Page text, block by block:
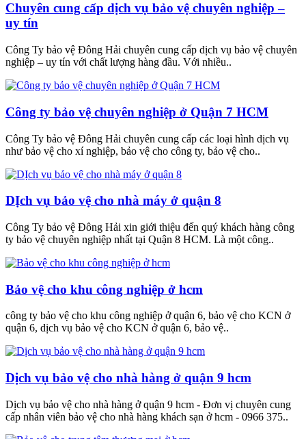
Chuyên cung cấp dịch vụ bảo vệ chuyên nghiệp –
uy tín
Công Ty bảo vệ Đông Hải chuyên cung cấp dịch vụ bảo vệ chuyên
nghiệp – uy tín với chất lượng hàng đầu. Với nhiều..
Công ty bảo vệ chuyên nghiệp ở Quận 7 HCM
Công Ty bảo vệ Đông Hải chuyên cung cấp các loại hình dịch vụ
như bảo vệ cho xí nghiệp, bảo vệ cho công ty, bảo vệ cho..
DỊch vụ bảo vệ cho nhà máy ở quận 8
Công Ty bảo vệ Đông Hải xin giới thiệu đến quý khách hàng công
ty bảo vệ chuyên nghiệp nhất tại Quận 8 HCM. Là một công..
Bảo vệ cho khu công nghiệp ở hcm
công ty bảo vệ cho khu công nghiệp ở quận 6, bảo vệ cho KCN ở
quận 6, dịch vụ bảo vệ cho KCN ở quận 6, bảo vệ..
Dịch vụ bảo vệ cho nhà hàng ở quận 9 hcm
Dịch vụ bảo vệ cho nhà hàng ở quận 9 hcm - Đơn vị chuyên cung
cấp nhân viên bảo vệ cho nhà hàng khách sạn ở hcm - 0966 375..